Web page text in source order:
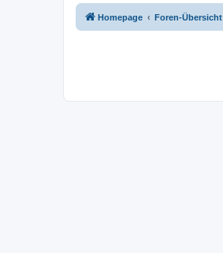
Homepage Foren-Übersicht